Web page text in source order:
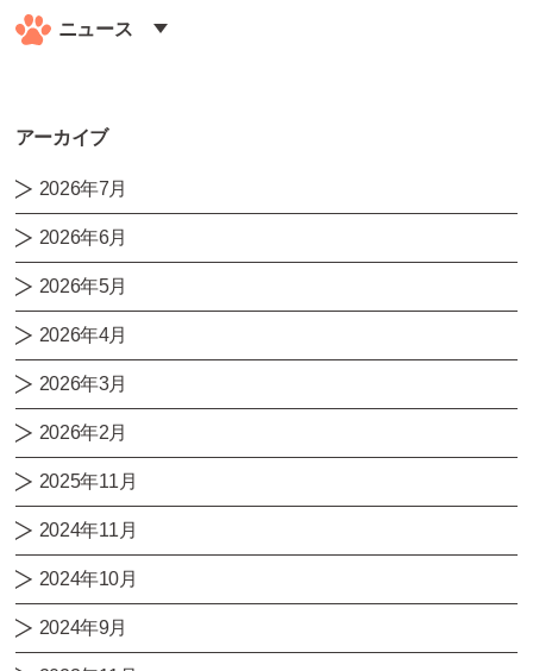
ニュース
アーカイブ
2026年7月
2026年6月
2026年5月
2026年4月
2026年3月
2026年2月
2025年11月
2024年11月
2024年10月
2024年9月